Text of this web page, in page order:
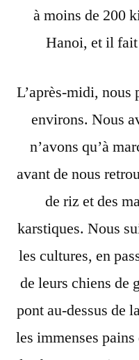
à moins de 200
Hanoi, et il
L’après-midi, nous
environs. Nous
n’avons qu’à
avant de nous
de riz et des
karstiques. Nous
les cultures, en
de leurs chiens de
pont au-dessus de
les immenses